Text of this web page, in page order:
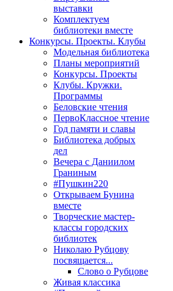
выставки
Комплектуем
библиотеки вместе
Конкурсы. Проекты. Клубы
Модельная библиотека
Планы мероприятий
Конкурсы. Проекты
Клубы. Кружки.
Программы
Беловские чтения
ПервоКлассное чтение
Год памяти и славы
Библиотека добрых
дел
Вечера с Даниилом
Граниным
#Пушкин220
Открываем Бунина
вместе
Творческие мастер-
классы городских
библиотек
Николаю Рубцову
посвящается...
Слово о Рубцове
Живая классика